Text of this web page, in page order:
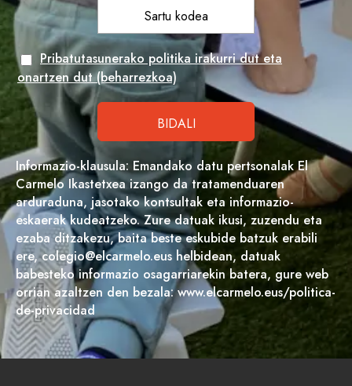
Pribatutasunerako politika irakurri dut eta
onartzen dut (beharrezkoa)
Informazio-klausula: Emandako datu pertsonalak El
Carmelo Ikastetxea izango da tratamenduaren
arduraduna, jasotako kontsultak eta informazio-
eskaerak kudeatzeko. Zure datuak ikusi, zuzendu eta
ezaba ditzakezu, baita beste eskubide batzuk erabili
ere, colegio@elcarmelo.eus helbidean, datuak
babesteko informazio osagarriarekin batera, gure web
orrian azaltzen den bezala: www.elcarmelo.eus/politica-
de-privacidad